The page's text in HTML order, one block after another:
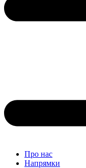
Про нас
Напрямки